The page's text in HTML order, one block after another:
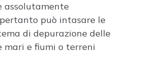
assolutamente
può intasare le
di depurazione delle
mari e fiumi o terreni